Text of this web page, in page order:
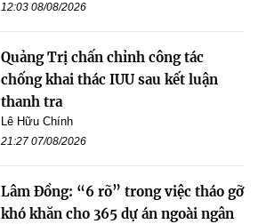
12:03 08/08/2026
Quảng Trị chấn chỉnh công tác
chống khai thác IUU sau kết luận
thanh tra
Lê Hữu Chính
21:27 07/08/2026
Lâm Đồng: “6 rõ” trong việc tháo gỡ
khó khăn cho 365 dự án ngoài ngân